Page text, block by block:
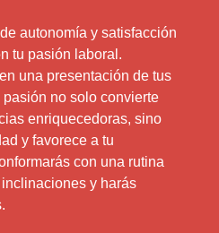
autonomía y satisfacción
tu pasión laboral.
una presentación de tus
no solo convierte
enriquecedoras, sino
y favorece a tu
con una rutina
y harás